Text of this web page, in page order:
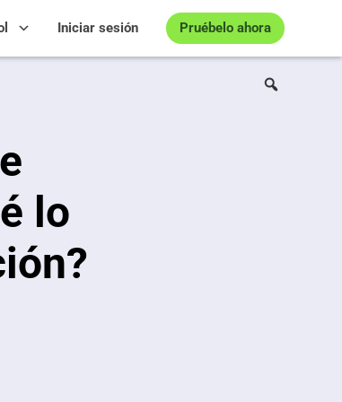
Pruébelo ahora
Iniciar sesión
lo